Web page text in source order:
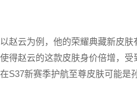
赵云为例，他的荣耀典藏新皮
得赵云的这款皮肤身价倍增，
S37新赛季护航至尊皮肤可能是